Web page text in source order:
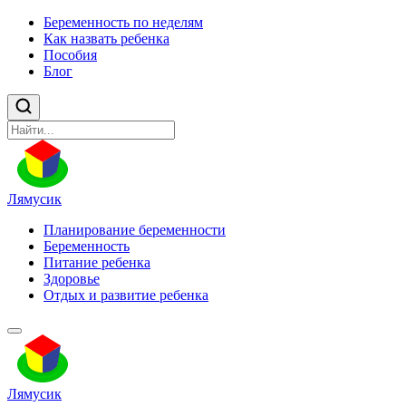
Беременность по неделям
Как назвать ребенка
Пособия
Блог
Лямусик
Планирование беременности
Беременность
Питание ребенка
Здоровье
Отдых и развитие ребенка
Лямусик